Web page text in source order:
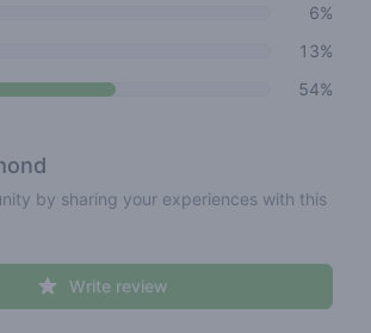
6%
13%
54%
by sharing your experiences with this
Write review